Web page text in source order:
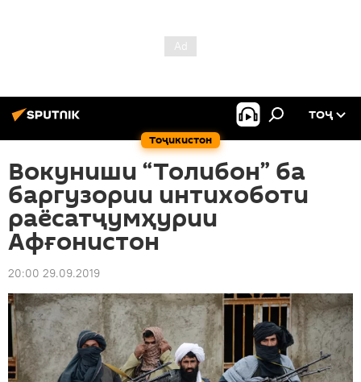
Тоҷикистон
ТОҶ
Вокуниши “Толибон” ба
баргузории интихоботи
раёсатҷумҳурии
Афғонистон
20:00 29.09.2019